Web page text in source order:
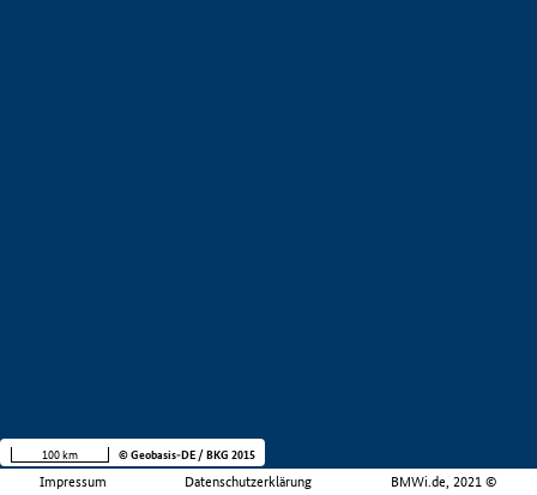
Impressum Datenschutzerklärung BMWi.de, 2021 ©
100 km © Geobasis-DE / BKG 2015